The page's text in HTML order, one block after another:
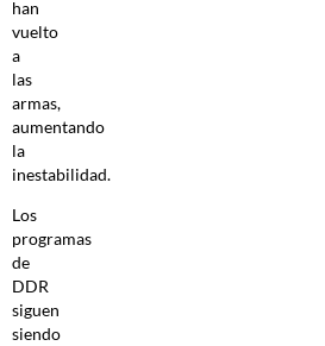
han
vuelto
a
las
armas,
aumentando
la
inestabilidad.
Los
programas
de
DDR
siguen
siendo